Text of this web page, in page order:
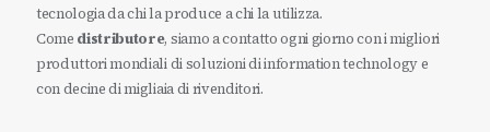
tecnologia da chi la produce a chi la utilizza.
Come distributore, siamo a contatto ogni giorno con i migliori
produttori mondiali di soluzioni di information technology e
con decine di migliaia di rivenditori.